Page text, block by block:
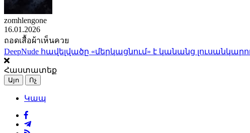
zomhlengone
16.01.2026
ถอดเสื้อผ้าเห็นควย
DeepNude հավելվածը «մերկացնում» է կանանց
Հաստատեք
Այո Ոչ
Կապ